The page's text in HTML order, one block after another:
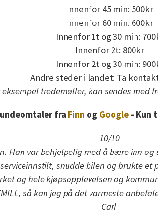
Innenfor 45 min: 500kr
Innenfor 60 min: 600kr
Innenfor 1t og 30 min:
Innenfor 2t: 800kr
Innenfor 2t og 30 min:
Andre steder i landet: Ta
eksempel tredemøller, kan sendes med
fra Finn og Google - Kun
10/10
Han var behjelpelig med å bære inn
snudde bilen og brukte
og hele kjøpsopplevelsen og
så kan jeg på det varmeste
Carl